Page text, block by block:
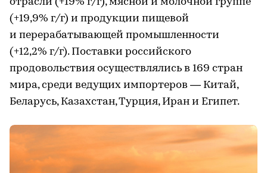
(+19,9% г/г) и продукции пищевой
и перерабатывающей промышленности
(+12,2% г/г). Поставки российского
продовольствия осуществлялись в 169 стран
мира, среди ведущих импортеров — Китай,
Беларусь, Казахстан, Турция, Иран и Египет.